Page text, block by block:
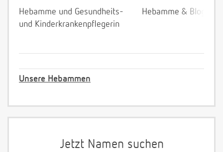
Hebamme und Gesundheits-
und Kinderkrankenpflegerin
Hebamme &
Unsere Hebammen
Jetzt Namen suchen